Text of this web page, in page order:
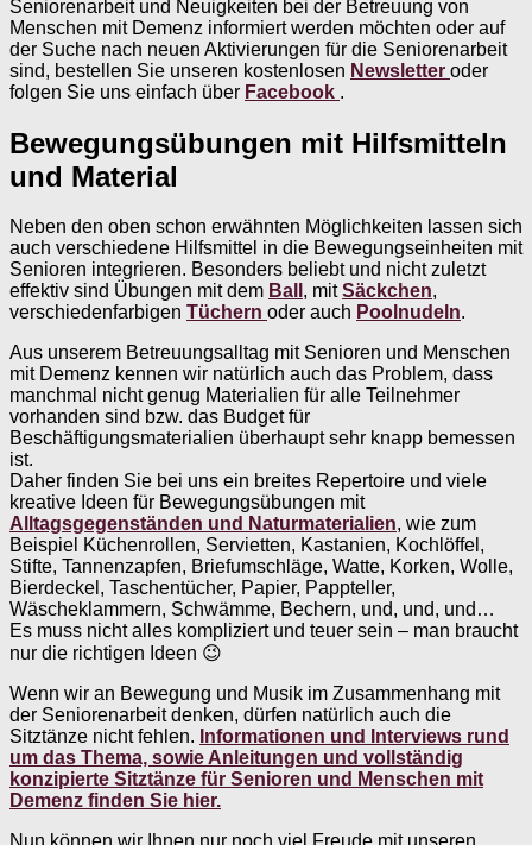
Seniorenarbeit und Neuigkeiten bei der Betreuung von
Menschen mit Demenz informiert werden möchten oder auf
der Suche nach neuen Aktivierungen für die Seniorenarbeit
sind, bestellen Sie unseren kostenlosen Newsletter oder
folgen Sie uns einfach über Facebook .
Bewegungsübungen mit Hilfsmitteln
und Material
Neben den oben schon erwähnten Möglichkeiten lassen sich
auch verschiedene Hilfsmittel in die Bewegungseinheiten mit
Senioren integrieren. Besonders beliebt und nicht zuletzt
effektiv sind Übungen mit dem Ball , mitSäckchen,
verschiedenfarbigen Tüchern oder auch Poolnudeln.
Aus unserem Betreuungsalltag mit Senioren und Menschen
mit Demenz kennen wir natürlich auch das Problem, dass
manchmal nicht genug Materialien für alle Teilnehmer
vorhanden sind bzw. das Budget für
Beschäftigungsmaterialien überhaupt sehr knapp bemessen
ist.
Daher finden Sie bei uns ein breites Repertoire und viele
kreative Ideen für Bewegungsübungen mit
Alltagsgegenständen und Naturmaterialien, wie zum
Beispiel Küchenrollen, Servietten, Kastanien, Kochlöffel,
Stifte, Tannenzapfen, Briefumschläge, Watte, Korken, Wolle,
Bierdeckel, Taschentücher, Papier, Pappteller,
Wäscheklammern, Schwämme, Bechern, und, und, und…
Es muss nicht alles kompliziert und teuer sein – man braucht
nur die richtigen Ideen 😉
Wenn wir an Bewegung und Musik im Zusammenhang mit
der Seniorenarbeit denken, dürfen natürlich auch die
Sitztänze nicht fehlen. Informationen und Interviews rund
um das Thema, sowie Anleitungen und vollständig
konzipierte Sitztänze für Senioren und Menschen mit
Demenz finden Sie hier.